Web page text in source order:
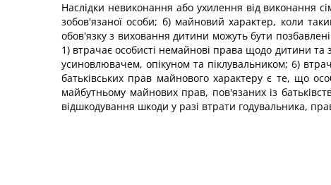
Наслідки невиконання або ухилення від виконання
зобов'язаної особи; б) майновий характер, коли
обов'язку з виховання дитини можуть бути
1) втрачає особисті немайнові права щодо дитини та
усиновлювачем, опікуном та піклувальником; 6)
батьківських прав майнового характеру є те, що
майбутньому майнових прав, пов'язаних із
відшкодування шкоди у разі втрати годувальника,